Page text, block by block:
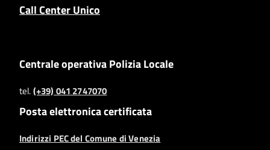
Call Center Unico
Centrale operativa Polizia Locale
tel.(+39) 041 2747070
Posta elettronica certificata
Indirizzi PEC del Comune di Venezia